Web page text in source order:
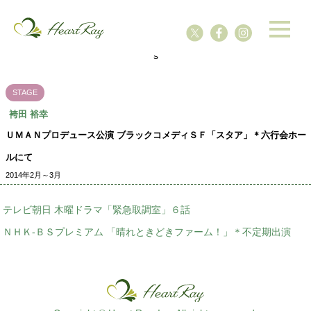
s
STAGE
袴田 裕幸
ＵＭＡＮプロデュース公演 ブラックコメディＳＦ「スタア」＊六行会ホー
ルにて
2014年2月～3月
テレビ朝日 木曜ドラマ「緊急取調室」６話
ＮＨＫ-ＢＳプレミアム 「晴れときどきファーム！」＊不定期出演